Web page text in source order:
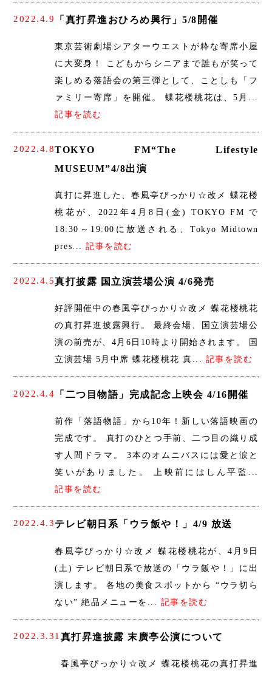
2022.4.9 「真打昇進おひろめ興行」5/8開催
東京芸術劇場シアターウエストが粋な寄席小屋
に大変身！ こどもからシニアまで誰もが笑って
楽しめる落語会の第三弾として、ことしも「フ
ァミリー寄席」を開催。 蝶花楼桃花は、5月...
記事を読む
2022.4.8TOKYO FM“The Lifestyle
MUSEUM”4/8出演
真打に昇進した、春風亭ぴっかり☆改メ 蝶花楼
桃花が、2022年4月8日(金) TOKYO FM で
18:30～19:00に放送される、Tokyo Midtown
pres...記事を読む
2022.4.5真打披露 国立演芸場公演 4/6発売
好評開催中の春風亭ぴっかり☆改メ 蝶花楼桃花
の真打昇進披露興行。 最終会場、国立演芸場公
演の前売が、4月6日10時より開始されます。 国
立演芸場 5月中席 蝶花楼桃花 真... 記事を読む
2022.4.4 「二つ目物語」完成記念上映会 4/16開催
前作「落語物語」から10年！新しい落語映画の
完成です。 真打のひとつ手前、二つ目の織り成
す人間ドラマ。 3本のオムニバスには愛と涙と
笑いがありました。 上映前にはしん平監...
記事を読む
2022.4.3テレビ朝日系「ウラ飯や！」4/9 放送
春風亭ぴっかり☆改メ 蝶花楼桃花が、4月9日
(土) テレビ朝日系で放送の「ウラ飯や！」に出
演します。 各地の美食スポットから “ウラ切ら
ない” 絶品メニューを... 記事を読む
2022.3.31真打昇進披露 末廣亭公演について
春風亭ぴっかり☆改メ 蝶花楼桃花の真打昇進